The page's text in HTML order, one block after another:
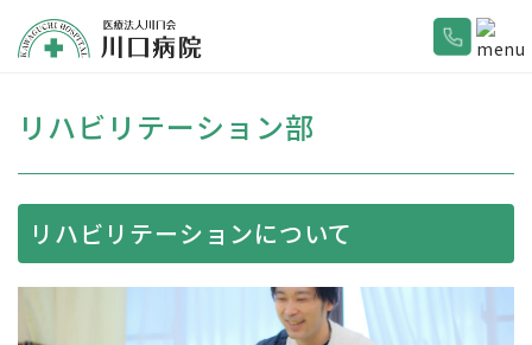
リハビリテーション部
リハビリテーションについて